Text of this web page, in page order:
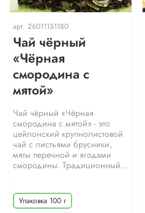
арт. 26011151180
Чай чёрный
«Чёрная
смородина с
мятой»
Чай чёрный «Чёрная
смородина с мятой» - это
цейлонский крупнолистовой
чай с листьями брусники,
мяты перечной и ягодами
смородины. Традиционный...
Упаковка 100 г